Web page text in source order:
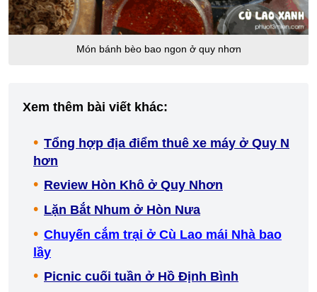
Món bánh bèo bao ngon ở quy nhơn
Xem thêm bài viết khác:
Tổng hợp địa điểm thuê xe máy ở Quy N
hơn
Review Hòn Khô ở Quy Nhơn
Lặn Bắt Nhum ở Hòn Nưa
Chuyến cắm trại ở Cù Lao mái Nhà bao
lầy
Picnic cuối tuần ở Hồ Định Bình